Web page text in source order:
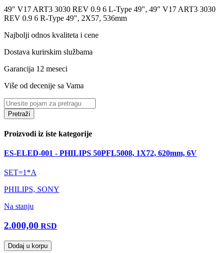
49" V17 ART3 3030 REV 0.9 6 L-Type 49", 49" V17 ART3 3030
REV 0.9 6 R-Type 49", 2X57, 536mm
Najbolji odnos kvaliteta i cene
Dostava kurirskim službama
Garancija 12 meseci
Više od decenije sa Vama
Pretraži
Proizvodi iz iste kategorije
ES-ELED-001 - PHILIPS 50PFL5008, 1X72, 620mm, 6V
SET=1*A
PHILIPS, SONY
Na stanju
2.000,00 RSD
Dodaj u korpu